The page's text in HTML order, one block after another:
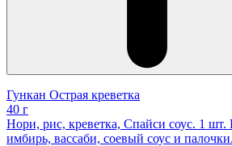
Гункан Острая креветка
40 г
Нори, рис, креветка, Спайси соус. 1 шт.
имбирь, вассаби, соевый соус и палочки.